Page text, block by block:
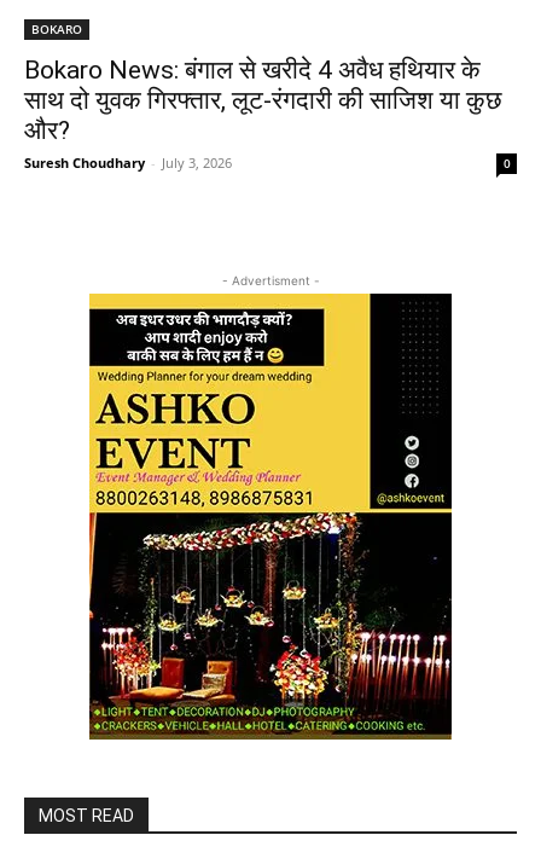
BOKARO
Bokaro News: बंगाल से खरीदे 4 अवैध हथियार के
साथ दो युवक गिरफ्तार, लूट-रंगदारी की साजिश या कुछ
और?
Suresh Choudhary - July 3, 2026 0
- Advertisment -
MOST READ